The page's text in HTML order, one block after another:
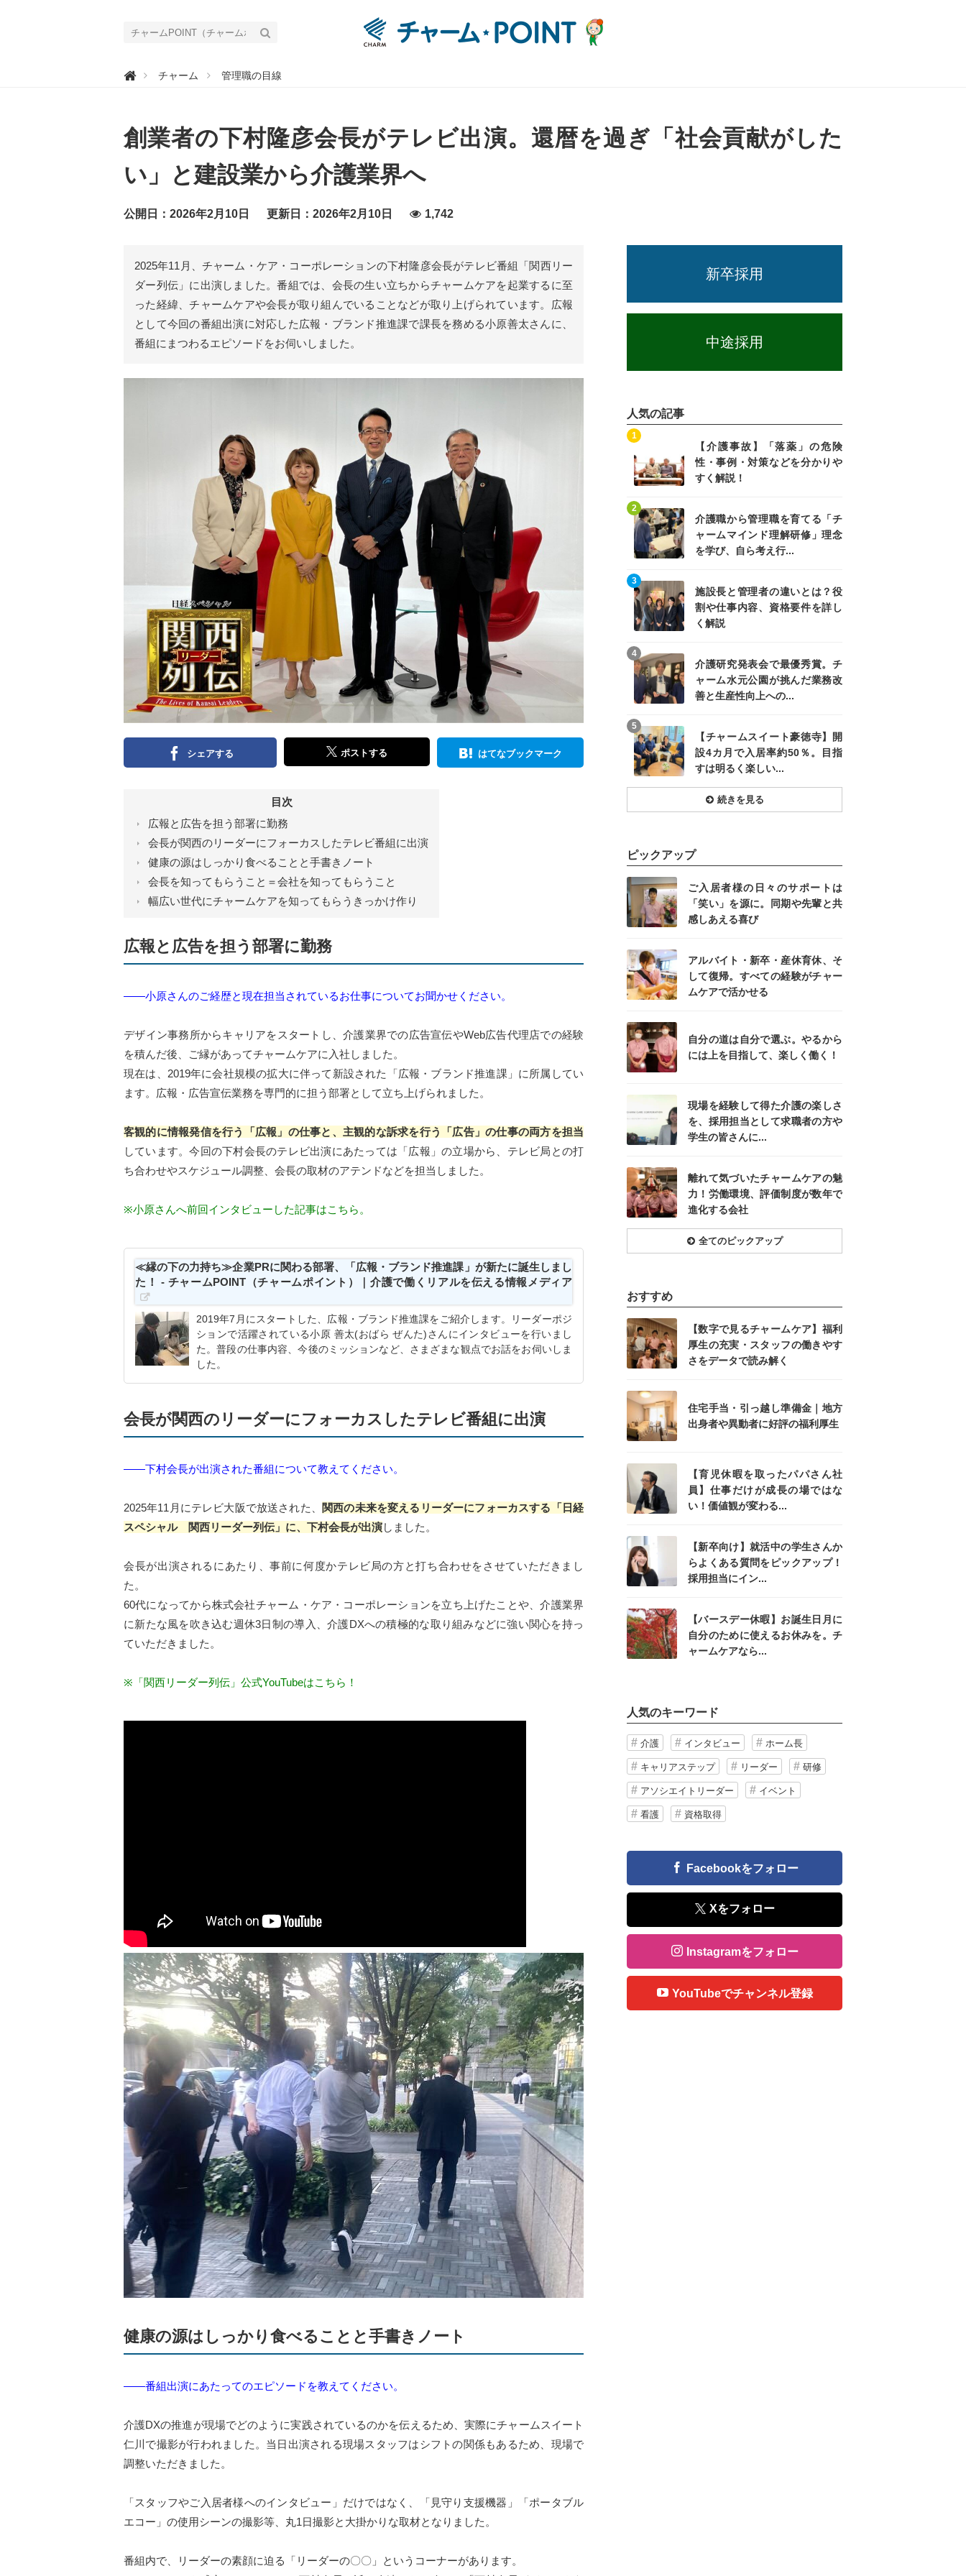
チ
I
N
チ
ム
ポ
｜
護
働
リ
ア
ル
え
チャーム 管理職の目線
創業者の下村隆彦会長がテレビ出演。還暦を過ぎ「社会貢献がした
い」と建設業から介護業界へ
公開日：2026年2月10日 更新日：2026年2月10日 1,742
2025年11月、チャーム・ケア・コーポレーションの下村隆彦会長がテレビ番組「関西リー
ダー列伝」に出演しました。番組では、会長の生い立ちからチャームケアを起業するに至
った経緯、チャームケアや会長が取り組んでいることなどが取り上げられています。広報
として今回の番組出演に対応した広報・ブランド推進課で課長を務める小原善太さんに、
番組にまつわるエピソードをお伺いしました。
シェアする ポストする はてなブックマーク
目次
広報と広告を担う部署に勤務
会長が関西のリーダーにフォーカスしたテレビ番組に出演
健康の源はしっかり食べることと手書きノート
会長を知ってもらうこと＝会社を知ってもらうこと
幅広い世代にチャームケアを知ってもらうきっかけ作り
広報と広告を担う部署に勤務
――小原さんのご経歴と現在担当されているお仕事についてお聞かせください。
デザイン事務所からキャリアをスタートし、介護業界での広告宣伝やWeb広告代理店での経験
を積んだ後、ご縁があってチャームケアに入社しました。
現在は、2019年に会社規模の拡大に伴って新設された「広報・ブランド推進課」に所属してい
ます。広報・広告宣伝業務を専門的に担う部署として立ち上げられました。
客観的に情報発信を行う「広報」の仕事と、主観的な訴求を行う「広告」の仕事の両方を担当
しています。今回の下村会長のテレビ出演にあたっては「広報」の立場から、テレビ局との打
ち合わせやスケジュール調整、会長の取材のアテンドなどを担当しました。
※小原さんへ前回インタビューした記事はこちら。
≪縁の下の力持ち≫企業PRに関わる部署、「広報・ブランド推進課」が新たに誕生しまし
た！ - チャームPOINT（チャームポイント）｜介護で働くリアルを伝える情報メディア
2019年7月にスタートした、広報・ブランド推進課をご紹介します。リーダーポジ
ションで活躍されている小原 善太(おばら ぜんた)さんにインタビューを行いまし
た。普段の仕事内容、今後のミッションなど、さまざまな観点でお話をお伺いしま
した。
会長が関西のリーダーにフォーカスしたテレビ番組に出演
――下村会長が出演された番組について教えてください。
2025年11月にテレビ大阪で放送された、
関西の未来を変えるリーダーにフォーカスする「日経
スペシャル 関西リーダー列伝」に、下村会長が出演しました。
会長が出演されるにあたり、事前に何度かテレビ局の方と打ち合わせをさせていただきまし
た。
60代になってから株式会社チャーム・ケア・コーポレーションを立ち上げたことや、介護業界
に新たな風を吹き込む週休3日制の導入、介護DXへの積極的な取り組みなどに強い関心を持っ
ていただきました。
※「関西リーダー列伝」公式YouTubeはこちら！
健康の源はしっかり食べることと手書きノート
――番組出演にあたってのエピソードを教えてください。
介護DXの推進が現場でどのように実践されているのかを伝えるため、実際にチャームスイート
仁川で撮影が行われました。当日出演される現場スタッフはシフトの関係もあるため、現場で
調整いただきました。
「スタッフやご入居者様へのインタビュー」だけではなく、「見守り支援機器」「ポータブル
エコー」の使用シーンの撮影等、丸1日撮影と大掛かりな取材となりました。
番組内で、リーダーの素顔に迫る「リーダーの〇〇」というコーナーがあります。
新卒採用
中途採用
人気の記事
【介護事故】「落薬」の危険
性・事例・対策などを分かりや
すく解説！
1
介護職から管理職を育てる「チ
ャームマインド理解研修」理念
を学び、自ら考え行...
2
施設長と管理者の違いとは？役
割や仕事内容、資格要件を詳し
く解説
3
介護研究発表会で最優秀賞。チ
ャーム水元公園が挑んだ業務改
善と生産性向上への...
4
【チャームスイート豪徳寺】開
設4カ月で入居率約50％。目指
すは明るく楽しい...
5
記事を読む
続きを見る
ピックアップ
ご入居者様の日々のサポートは
「笑い」を源に。同期や先輩と共
感しあえる喜び
アルバイト・新卒・産休育休、そ
して復帰。すべての経験がチャー
ムケアで活かせる
自分の道は自分で選ぶ。やるから
には上を目指して、楽しく働く！
現場を経験して得た介護の楽しさ
を、採用担当として求職者の方や
学生の皆さんに...
離れて気づいたチャームケアの魅
力！労働環境、評価制度が数年で
進化する会社
全てのピックアップ
おすすめ
【数字で見るチャームケア】福利
厚生の充実・スタッフの働きやす
さをデータで読み解く
住宅手当・引っ越し準備金｜地方
出身者や異動者に好評の福利厚生
【育児休暇を取ったパパさん社
員】仕事だけが成長の場ではな
い！価値観が変わる...
【新卒向け】就活中の学生さんか
らよくある質問をピックアップ！
採用担当にイン...
【バースデー休暇】お誕生日月に
自分のために使えるお休みを。チ
ャームケアなら...
記事を読む
人気のキーワード
介護 インタビュー ホーム長
キャリアステップ リーダー 研修
アソシエイトリーダー イベント
看護 資格取得
Facebookをフォロー
Xをフォロー
Instagramをフォロー
YouTubeでチャンネル登録